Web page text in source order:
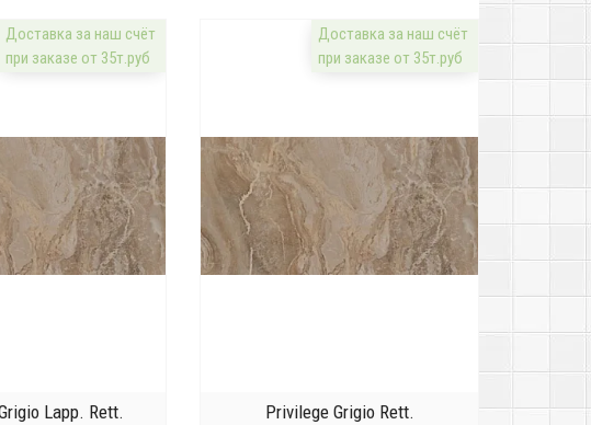
Доставка за наш счёт
при заказе от 35т.руб
Lapp. Rett.
Доставка за наш счёт
при заказе от 35т.руб
Privilege Grigio Rett.